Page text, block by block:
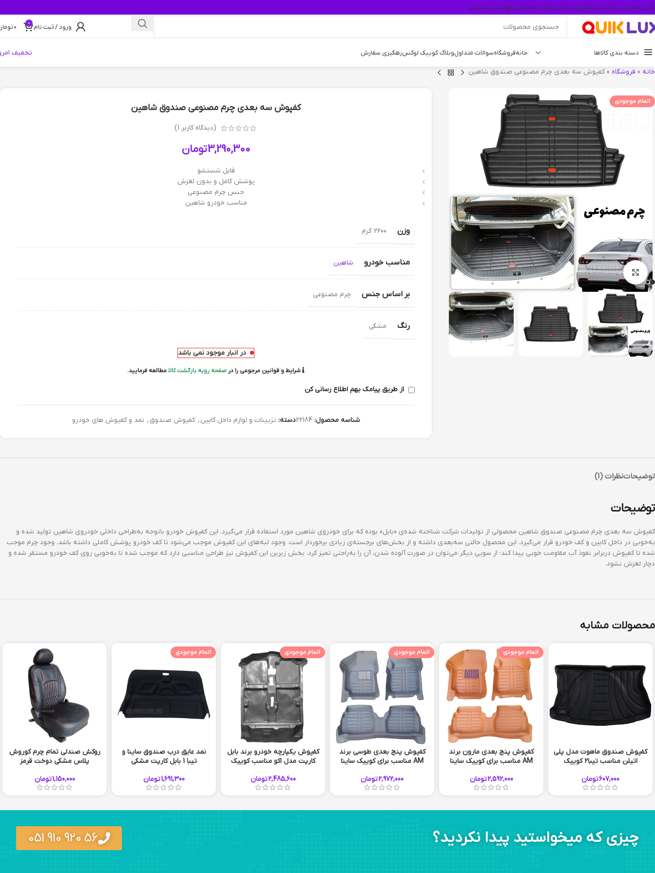
سفارشدریافت کد رهگیری سفارشسوالات متداولدرخواست پشتیبانی
ورود / ثبت نام 0
0
دسته بندی کالاها خانهفروشگاهسوالات متداولوبلاگ کوییک لوکسرهگیری سفارش تخفیف
خانه » فروشگاه »کفپوش سه بعدی چرم مصنوعی صندوق شاهین
اتمام موجودی
بزرگنمایی تصویر
کفپوش سه بعدی چرم مصنوعی صندوق شاهین
(دیدگاه کاربر 1
)
3,290,300تومان
قابل شستشو
پوشش کامل و بدون لغزش
جنس چرم مصنوعی
مناسب خودرو شاهین
وزن 2200 گرم
مناسب خودرو شاهین
بر اساس جنس چرم مصنوعی
رنگ مشکی
در انبار موجود نمی باشد
شرایط و قوانین مرجوعی را در صفحه رویه بازگشت کالامطالعه فرمایید.
از طریق پیامک بهم اطلاع رسانی کن
شناسه محصول:22184دسته: تزیینات و لوازم داخل کابین , کفپوش صندوق , نمد و کفپوش های خودرو
توضیحاتنظرات (1)
توضیحات
کفپوش سه بعدی چرم مصنوعی صندوق شاهین محصولی از تولیدات شرکت شناخته شده‌ی «بابل» بوده که برای خودروی شاهین مورد استفاده قرار می‌گیرد. این کفپوش خودرو باتوجه به‌طراحی داخلی خودروی شاهین تولید شده و
به‌خوبی در داخل کابین و کف خودرو قرار می‌گیرد. این محصول حالتی سه‌بعدی داشته و از بخش‌های برجسته‌ی زیادی برخوردار است. وجود لبه‌های این کفپوش موجب می‌شود تا کف خودرو پوشش کاملی داشته باشد. وجود چرم موجب
شده تا کفپوش دربرابر نفوذ آب مقاومت خوبی پیدا کند؛ از سویی دیگر می‌توان در صورت آلوده شدن، آن را به‌راحتی تمیز کرد. بخش زیرین این کفپوش نیز طراحی مناسبی دارد که موجب شده تا به‌خوبی روی کف خودرو مستقر شده و
دچار لغزش نشود.
محصولات مشابه
کفپوش صندوق ماهوت مدل پلی
اتیلن مناسب تیبا2 کوییک
607,000تومان
اتمام موجودی
کفپوش پنج بعدی مارون برند
AM مناسب برای کوییک ساینا
2,592,000تومان
اتمام موجودی
کفپوش پنج بعدی طوسی برند
AM مناسب برای کوییک ساینا
2,972,000تومان
اتمام موجودی
کفپوش یکپارچه خودرو برند بابل
کارپت مدل اکو مناسب کوییک
2,485,600تومان
اتمام موجودی
نمد عایق درب صندوق ساینا و
تیبا 1 بابل کارپت مشکی
1,691,300تومان
روکش صندلی تمام چرم کوروش
پلاس مشکی دوخت قرمز
1,150,000تومان
چیزی که میخواستید پیدا نکردید؟ 56 920 910 051